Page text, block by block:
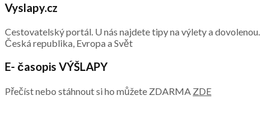
Vyslapy.cz
Cestovatelský portál. U nás najdete tipy na výlety a dovolenou.
Česká republika, Evropa a Svět
E- časopis VÝŠLAPY
Přečíst nebo stáhnout si ho můžete ZDARMA ZDE